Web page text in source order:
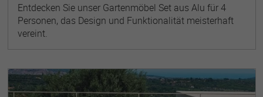
Entdecken Sie unser Gartenmöbel Set aus Alu für 4
Personen, das Design und Funktionalität meisterhaft
vereint.